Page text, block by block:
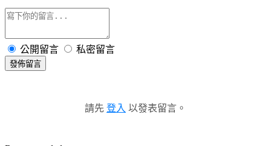
公開留言 私密留言
發佈留言
請先 登入 以發表留言。